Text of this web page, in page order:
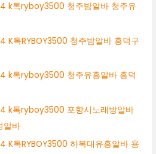
k톡ryboy3500 청주밤알바 청주유
K톡RYBOY3500 청주밤알바 흥덕구
k톡ryboy3500 청주유흥알바 흥덕
k톡ryboy3500 포항시노래방알바
알바
K톡RYBOY3500 하복대유흥알바 용